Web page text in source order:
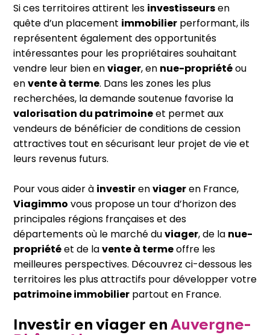
Si ces territoires attirent les investisseursen
quête d’un placement immobilier performant, ils
représentent également des opportunités
intéressantes pour les propriétaires souhaitant
vendre leur bien enviager, en nue-propriétéou
envente à terme. Dans les zones les plus
recherchées, la demande soutenue favorise la
valorisation du patrimoineet permet aux
vendeurs de bénéficier de conditions de cession
attractives tout en sécurisant leur projet de vie et
leurs revenus futurs.
Pour vous aider à investirenviageren France,
Viagimmo vous propose un tour d’horizon des
principales régions françaises et des
départements où le marché duviager, de la nue-
propriétéet de lavente à termeoffre les
meilleures perspectives. Découvrez ci-dessous les
territoires les plus attractifs pour développer votre
patrimoine immobilier partout en France.
Investir en viager en Auvergne-